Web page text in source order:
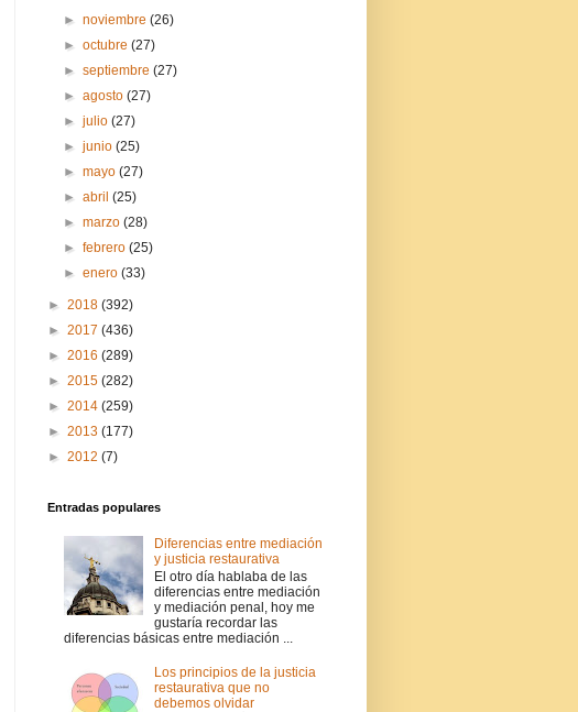
►noviembre(26)
►octubre(27)
►septiembre(27)
►agosto(27)
►julio(27)
►junio(25)
►mayo(27)
►abril(25)
►marzo(28)
►febrero(25)
►enero(33)
► 2018 (392)
► 2017 (436)
► 2016 (289)
► 2015 (282)
► 2014 (259)
► 2013 (177)
► 2012 (7)
Entradas populares
Diferencias entre mediación
y justicia restaurativa
El otro día hablaba de las
diferencias entre mediación
y mediación penal, hoy me
gustaría recordar las
diferencias básicas entre mediación ...
Los principios de la justicia
restaurativa que no
debemos olvidar